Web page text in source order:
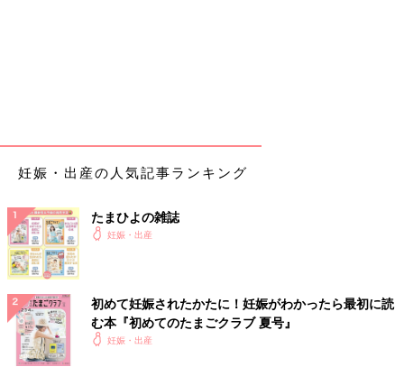
妊娠・出産の人気記事ランキング
たまひよの雑誌
妊娠・出産
初めて妊娠されたかたに！妊娠がわかったら最初に読
む本『初めてのたまごクラブ 夏号』
妊娠・出産